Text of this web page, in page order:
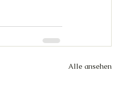
Alle ansehen